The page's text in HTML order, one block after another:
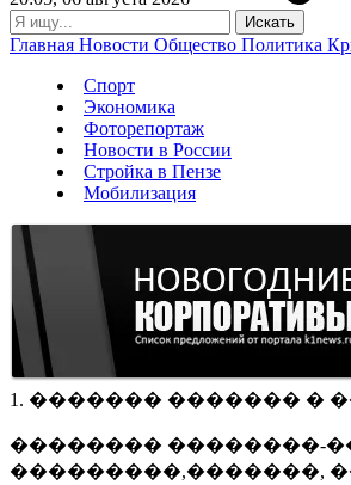
Главная Новости Общество Политика
Спорт
Экономика
Фоторепортаж
Новости в России
Стройка в Пензе
Мобилизация
1. ������� ������� �
�������� ��������-
���������,�������,